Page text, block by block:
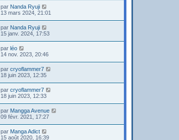
par Nanda Ryuji
13 mars 2024, 21:01
par Nanda Ryuji
15 janv. 2024, 17:53
par léo
14 nov. 2023, 20:46
par cryoflammer7
18 juin 2023, 12:35
par cryoflammer7
18 juin 2023, 12:33
par Mangga Avenue
09 févr. 2021, 17:27
par Manga Adict
15 août 2020, 16:39